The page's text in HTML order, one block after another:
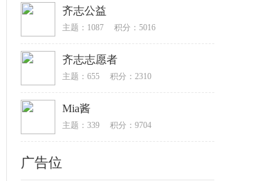
齐志公益
主题：1087 积分：5016
齐志志愿者
主题：655 积分：2310
Mia酱
主题：339 积分：9704
广告位